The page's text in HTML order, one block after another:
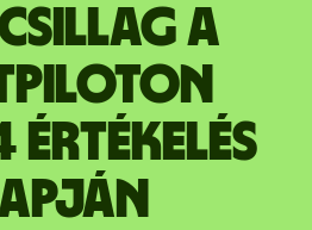
a
értékelés